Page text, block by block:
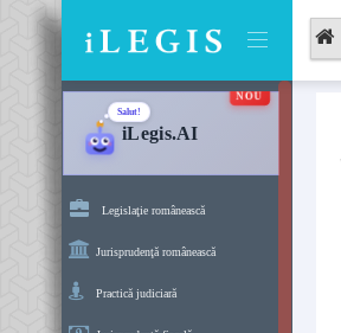
NOU
Salut!
iLegis.AI
Legislaţie românească
Jurisprudenţă românească
Practică judiciară